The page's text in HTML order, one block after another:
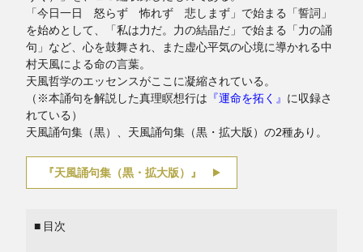
「今日一日 怒らず 怖れず 悲しまず」で始まる「誓詞」
を始めとして、「私は力だ。力の結晶だ」で始まる「力の誦
句」など、心を鼓舞され、また虚心平気の心境に導かれる中
村天風による命の言葉。
天風哲学のエッセンスがここに凝縮されている。
（※本誦句を解説した真理瞑想行は 『運命を拓く』 に収録さ
れている）
天風誦句集（黒）、天風誦句集（黒・拡大版）の2種あり。
『天風誦句集（黒・拡大版）』
■ 目次